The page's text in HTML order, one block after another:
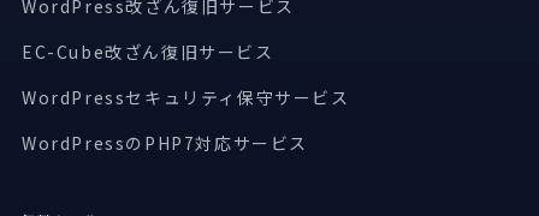
WordPress改ざん復旧サービス
EC-Cube改ざん復旧サービス
WordPressセキュリティ保守サービス
WordPressのPHP7対応サービス